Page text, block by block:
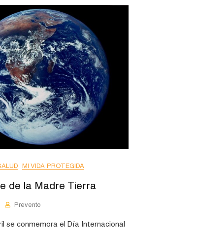
MI VIDA PROTEGIDA
de la Madre Tierra
Prevento
se conmemora el Día Internacional